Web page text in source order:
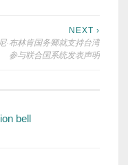
NEXT ›
·布林肯国务卿就支持台湾
参与联合国系统发表声明